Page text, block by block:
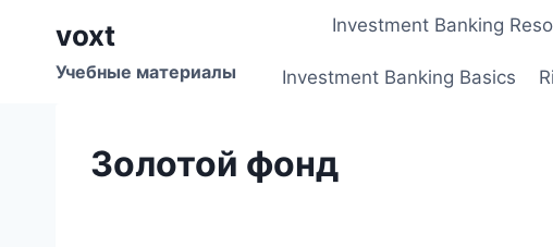
содержимому
voxt
Учебные материалы
Investment Banking
Investment Banking Basics
Золотой фонд